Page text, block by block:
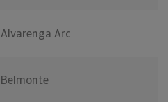
Alvarenga Arc
Belmonte